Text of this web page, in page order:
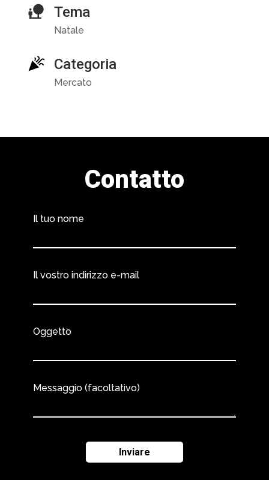
Tema
Natale
Categoria
Mercato
Contatto
Il tuo nome
Il vostro indirizzo e-mail
Oggetto
Messaggio (facoltativo)